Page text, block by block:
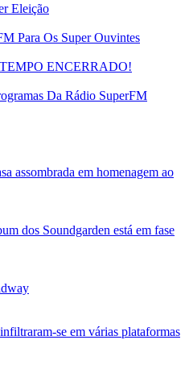
Eleição
Para Os Super Ouvintes
ENCERRADO!
Da Rádio SuperFM
assombrada em homenagem ao
dos Soundgarden está em fase
se em várias plataformas